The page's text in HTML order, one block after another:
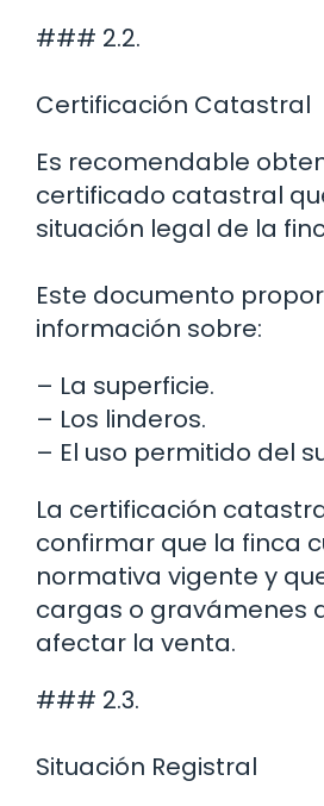
### 2.2.
Certificación Catastral
Es recomendable
certificado catastral
situación legal de la
Este documento
información sobre:
– La superficie.
– Los linderos.
– El uso permitido del
La certificación
confirmar que la finca
normativa vigente y
cargas o gravámenes
afectar la venta.
### 2.3.
Situación Registral